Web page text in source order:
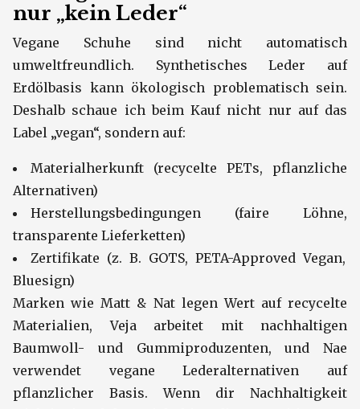
nur „kein Leder“
Vegane Schuhe sind nicht automatisch
umweltfreundlich. Synthetisches Leder auf
Erdölbasis kann ökologisch problematisch sein.
Deshalb schaue ich beim Kauf nicht nur auf das
Label „vegan“, sondern auf:
Materialherkunft (recycelte PETs, pflanzliche
Alternativen)
Herstellungsbedingungen (faire Löhne,
transparente Lieferketten)
Zertifikate (z. B. GOTS, PETA-Approved Vegan,
Bluesign)
Marken wie Matt & Nat legen Wert auf recycelte
Materialien, Veja arbeitet mit nachhaltigen
Baumwoll- und Gummiproduzenten, und Nae
verwendet vegane Lederalternativen auf
pflanzlicher Basis. Wenn dir Nachhaltigkeit